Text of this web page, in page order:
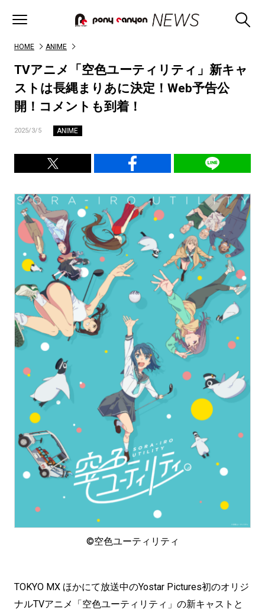
HOME ANIME
TVアニメ「空色ユーティリティ」新キャ
ストは長縄まりあに決定！Web予告公
開！コメントも到着！
2025/3/5 ANIME
©空色ユーティリティ
TOKYO MX ほかにて放送中のYostar Pictures初のオリジ
ナルTVアニメ「空色ユーティリティ」の新キャストと